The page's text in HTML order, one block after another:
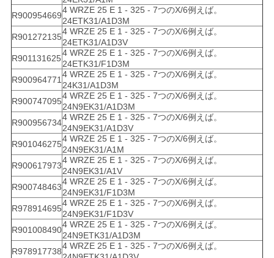
R900954669
4 WRZE 25 E 1 - 325 - 7つのX/6例えば。
24ETK31/A1D3M
R901272135
4 WRZE 25 E 1 - 325 - 7つのX/6例えば。
24ETK31/A1D3V
R901131625
4 WRZE 25 E 1 - 325 - 7つのX/6例えば。
24ETK31/F1D3M
R900964771
4 WRZE 25 E 1 - 325 - 7つのX/6例えば。
24K31/A1D3M
R900747095
4 WRZE 25 E 1 - 325 - 7つのX/6例えば。
24N9EK31/A1D3M
R900956734
4 WRZE 25 E 1 - 325 - 7つのX/6例えば。
24N9EK31/A1D3V
R901046275
4 WRZE 25 E 1 - 325 - 7つのX/6例えば。
24N9EK31/A1M
R900617973
4 WRZE 25 E 1 - 325 - 7つのX/6例えば。
24N9EK31/A1V
R900748463
4 WRZE 25 E 1 - 325 - 7つのX/6例えば。
24N9EK31/F1D3M
R978914695
4 WRZE 25 E 1 - 325 - 7つのX/6例えば。
24N9EK31/F1D3V
R901008490
4 WRZE 25 E 1 - 325 - 7つのX/6例えば。
24N9ETK31/A1D3M
R978917738
4 WRZE 25 E 1 - 325 - 7つのX/6例えば。